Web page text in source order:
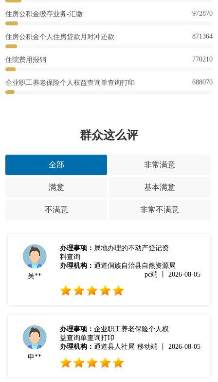
住房公积金缴存业务-汇缴 972870
住房公积金个人住房贷款月对冲还款 871364
住院费用报销 770210
企业职工养老保险个人权益查询单查询打印 688070
群众这么评
全部 非常满意
满意 基本满意
不满意 非常不满意